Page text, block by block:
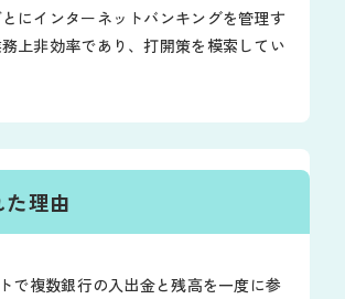
にインターネットバンキングを管理す
上非効率であり、打開策を模索してい
理由
で複数銀行の入出金と残高を一度に参